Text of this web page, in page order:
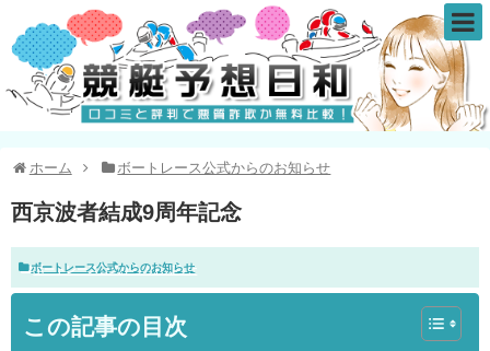
ホーム ボートレース公式からのお知らせ
西京波者結成9周年記念
ボートレース公式からのお知らせ
この記事の目次